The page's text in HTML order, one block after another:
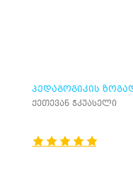
ᲞᲔᲓᲐᲒᲝᲒᲘᲙᲘᲡ
ᲡᲐᲤᲣᲫᲕᲚᲔᲑᲘ
ქეთევან ჭკუასელი